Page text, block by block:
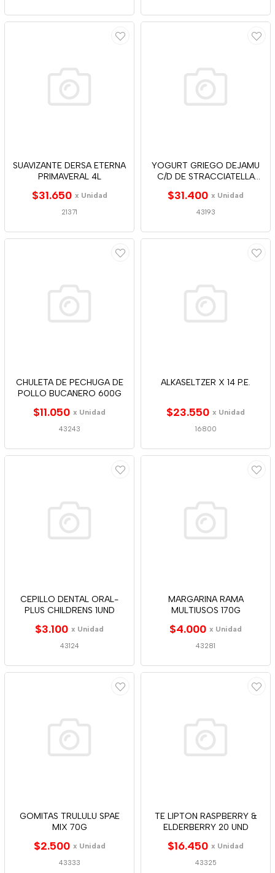
SUAVIZANTE DERSA ETERNA
PRIMAVERAL 4L
$31.650 x Unidad
21371
YOGURT GRIEGO DEJAMU
C/D DE STRACCIATELLA
$31.400 x Unidad
43193
CHULETA DE PECHUGA DE
POLLO BUCANERO 600G
$11.050 x Unidad
43243
ALKASELTZER X 14 P.E.
$23.550 x Unidad
16800
CEPILLO DENTAL ORAL-
PLUS CHILDRENS 1UND
$3.100 x Unidad
43124
MARGARINA RAMA
MULTIUSOS 170G
$4.000 x Unidad
43281
GOMITAS TRULULU SPAE
MIX 70G
$2.500 x Unidad
43333
TE LIPTON RASPBERRY &
ELDERBERRY 20 UND
$16.450 x Unidad
43325